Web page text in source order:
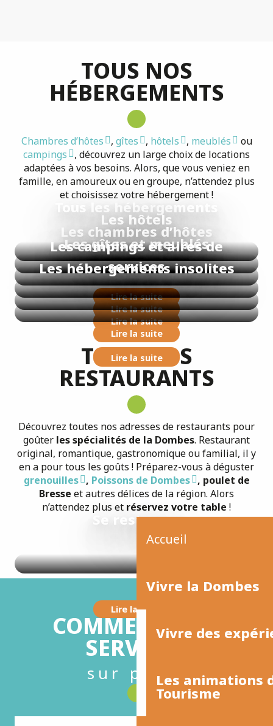
Accueil
Vivre la Dombes
Vivre des
Les animations
Tourisme
TOUS NOS
HÉBERGEMENTS
Chambres d’hôtes , gîtes , hôtels , meublés
ou
campings
, découvrez un large choix de locations
adaptées à vos besoins. Alors, que vous veniez en
famille, en amoureux ou en groupe, n’attendez plus
et choisissez votre hébergement !
Tous les hébergements
Lire la suite
Les hôtels
Lire la suite
Les chambres d’hôtes
Lire la suite
Les gîtes et meublés
Lire la suite
Les campings et aires de
services
Lire la suite
Les hébergements insolites
Lire la suite
TOUS NOS
RESTAURANTS
Découvrez toutes nos adresses de restaurants pour
goûter les spécialités de la Dombes. Restaurant
original, romantique, gastronomique ou familial, il y
en a pour tous les goûts ! Préparez-vous à déguster
grenouilles
, Poissons de Dombes
, poulet de
Bresse et autres délices de la région. Alors
n’attendez plus et réservez votre table !
Se restaurer
Lire la suite
COMMERCES ET
SERVICES
sur place